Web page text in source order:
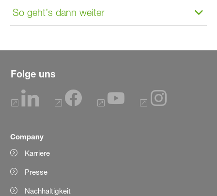
So geht’s dann weiter
Folge uns
Company
Karriere
Presse
Nachhaltigkeit